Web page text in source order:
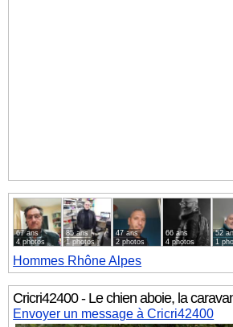
67 ans
4 photos
85 ans
1 photos
47 ans
2 photos
66 ans
4 photos
52
1
Hommes Rhône Alpes
Cricri42400 - Le chien aboie, la
Envoyer un message à Cricri42400